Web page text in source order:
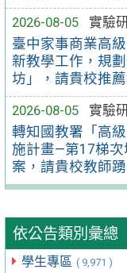
2026-08-05
實驗
臺中家事商業高
新教學工作，規
坊」，請貴校推
2026-08-05
實驗
轉知國教署「高
施計畫—第17梯
案，請貴校教師
依公告類別彙總
學生專區 ( 9,971 )